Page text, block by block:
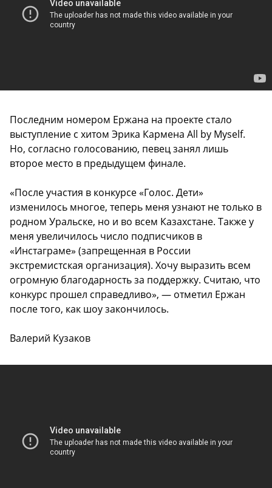
Последним номером Ержана на проекте стало
выступление с хитом Эрика Кармена All by Myself.
Но, согласно голосованию, певец занял лишь
второе место в предыдущем финале.
«После участия в конкурсе «Голос. Дети»
изменилось многое, теперь меня узнают не только в
родном Уральске, но и во всем Казахстане. Также у
меня увеличилось число подписчиков в
«Инстаграме» (запрещенная в России
экстремистская организация). Хочу выразить всем
огромную благодарность за поддержку. Считаю, что
конкурс прошел справедливо», — отметил Ержан
после того, как шоу закончилось.
Валерий Кузаков